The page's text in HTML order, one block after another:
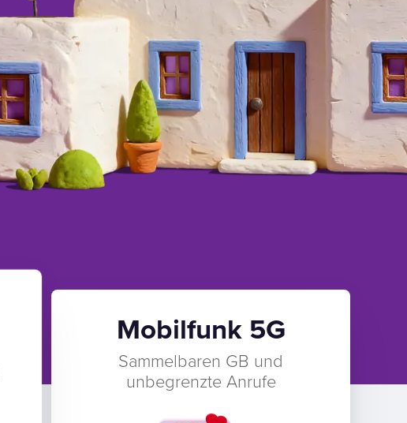
Mobilfunk 5G
Sammelbaren GB und
unbegrenzte Anrufe